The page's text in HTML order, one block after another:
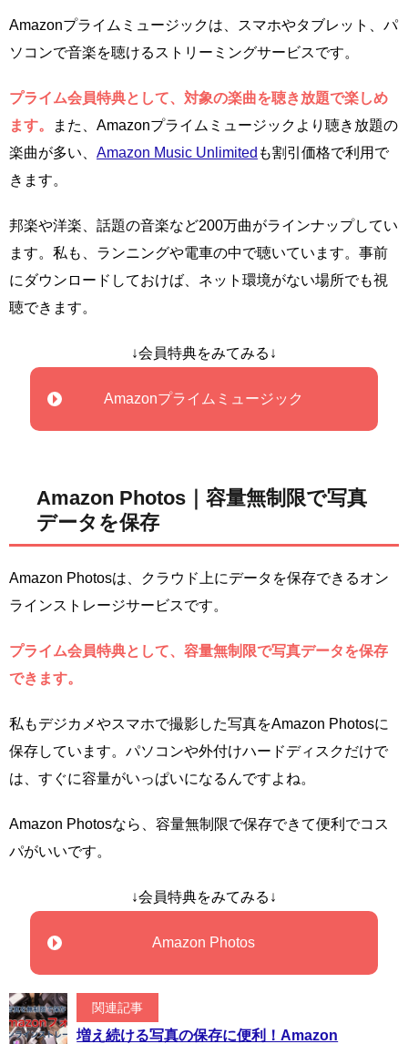
Amazonプライムミュージックは、スマホやタブレット、パ
ソコンで音楽を聴けるストリーミングサービスです。
プライム会員特典として、対象の楽曲を聴き放題で楽しめ
ます。
また、Amazonプライムミュージックより聴き放題の
楽曲が多い、 Amazon Music Unlimited も割引価格で利用で
きます。
邦楽や洋楽、話題の音楽など200万曲がラインナップしてい
ます。私も、ランニングや電車の中で聴いています。事前
にダウンロードしておけば、ネット環境がない場所でも視
聴できます。
↓会員特典をみてみる↓
Amazonプライムミュージック
Amazon Photos｜容量無制限で写真
データを保存
Amazon Photosは、クラウド上にデータを保存できるオン
ラインストレージサービスです。
プライム会員特典として、容量無制限で写真データを保存
できます。
私もデジカメやスマホで撮影した写真をAmazon Photosに
保存しています。パソコンや外付けハードディスクだけで
は、すぐに容量がいっぱいになるんですよね。
Amazon Photosなら、容量無制限で保存できて便利でコス
パがいいです。
↓会員特典をみてみる↓
Amazon Photos
関連記事
増え続ける写真の保存に便利！Amazon